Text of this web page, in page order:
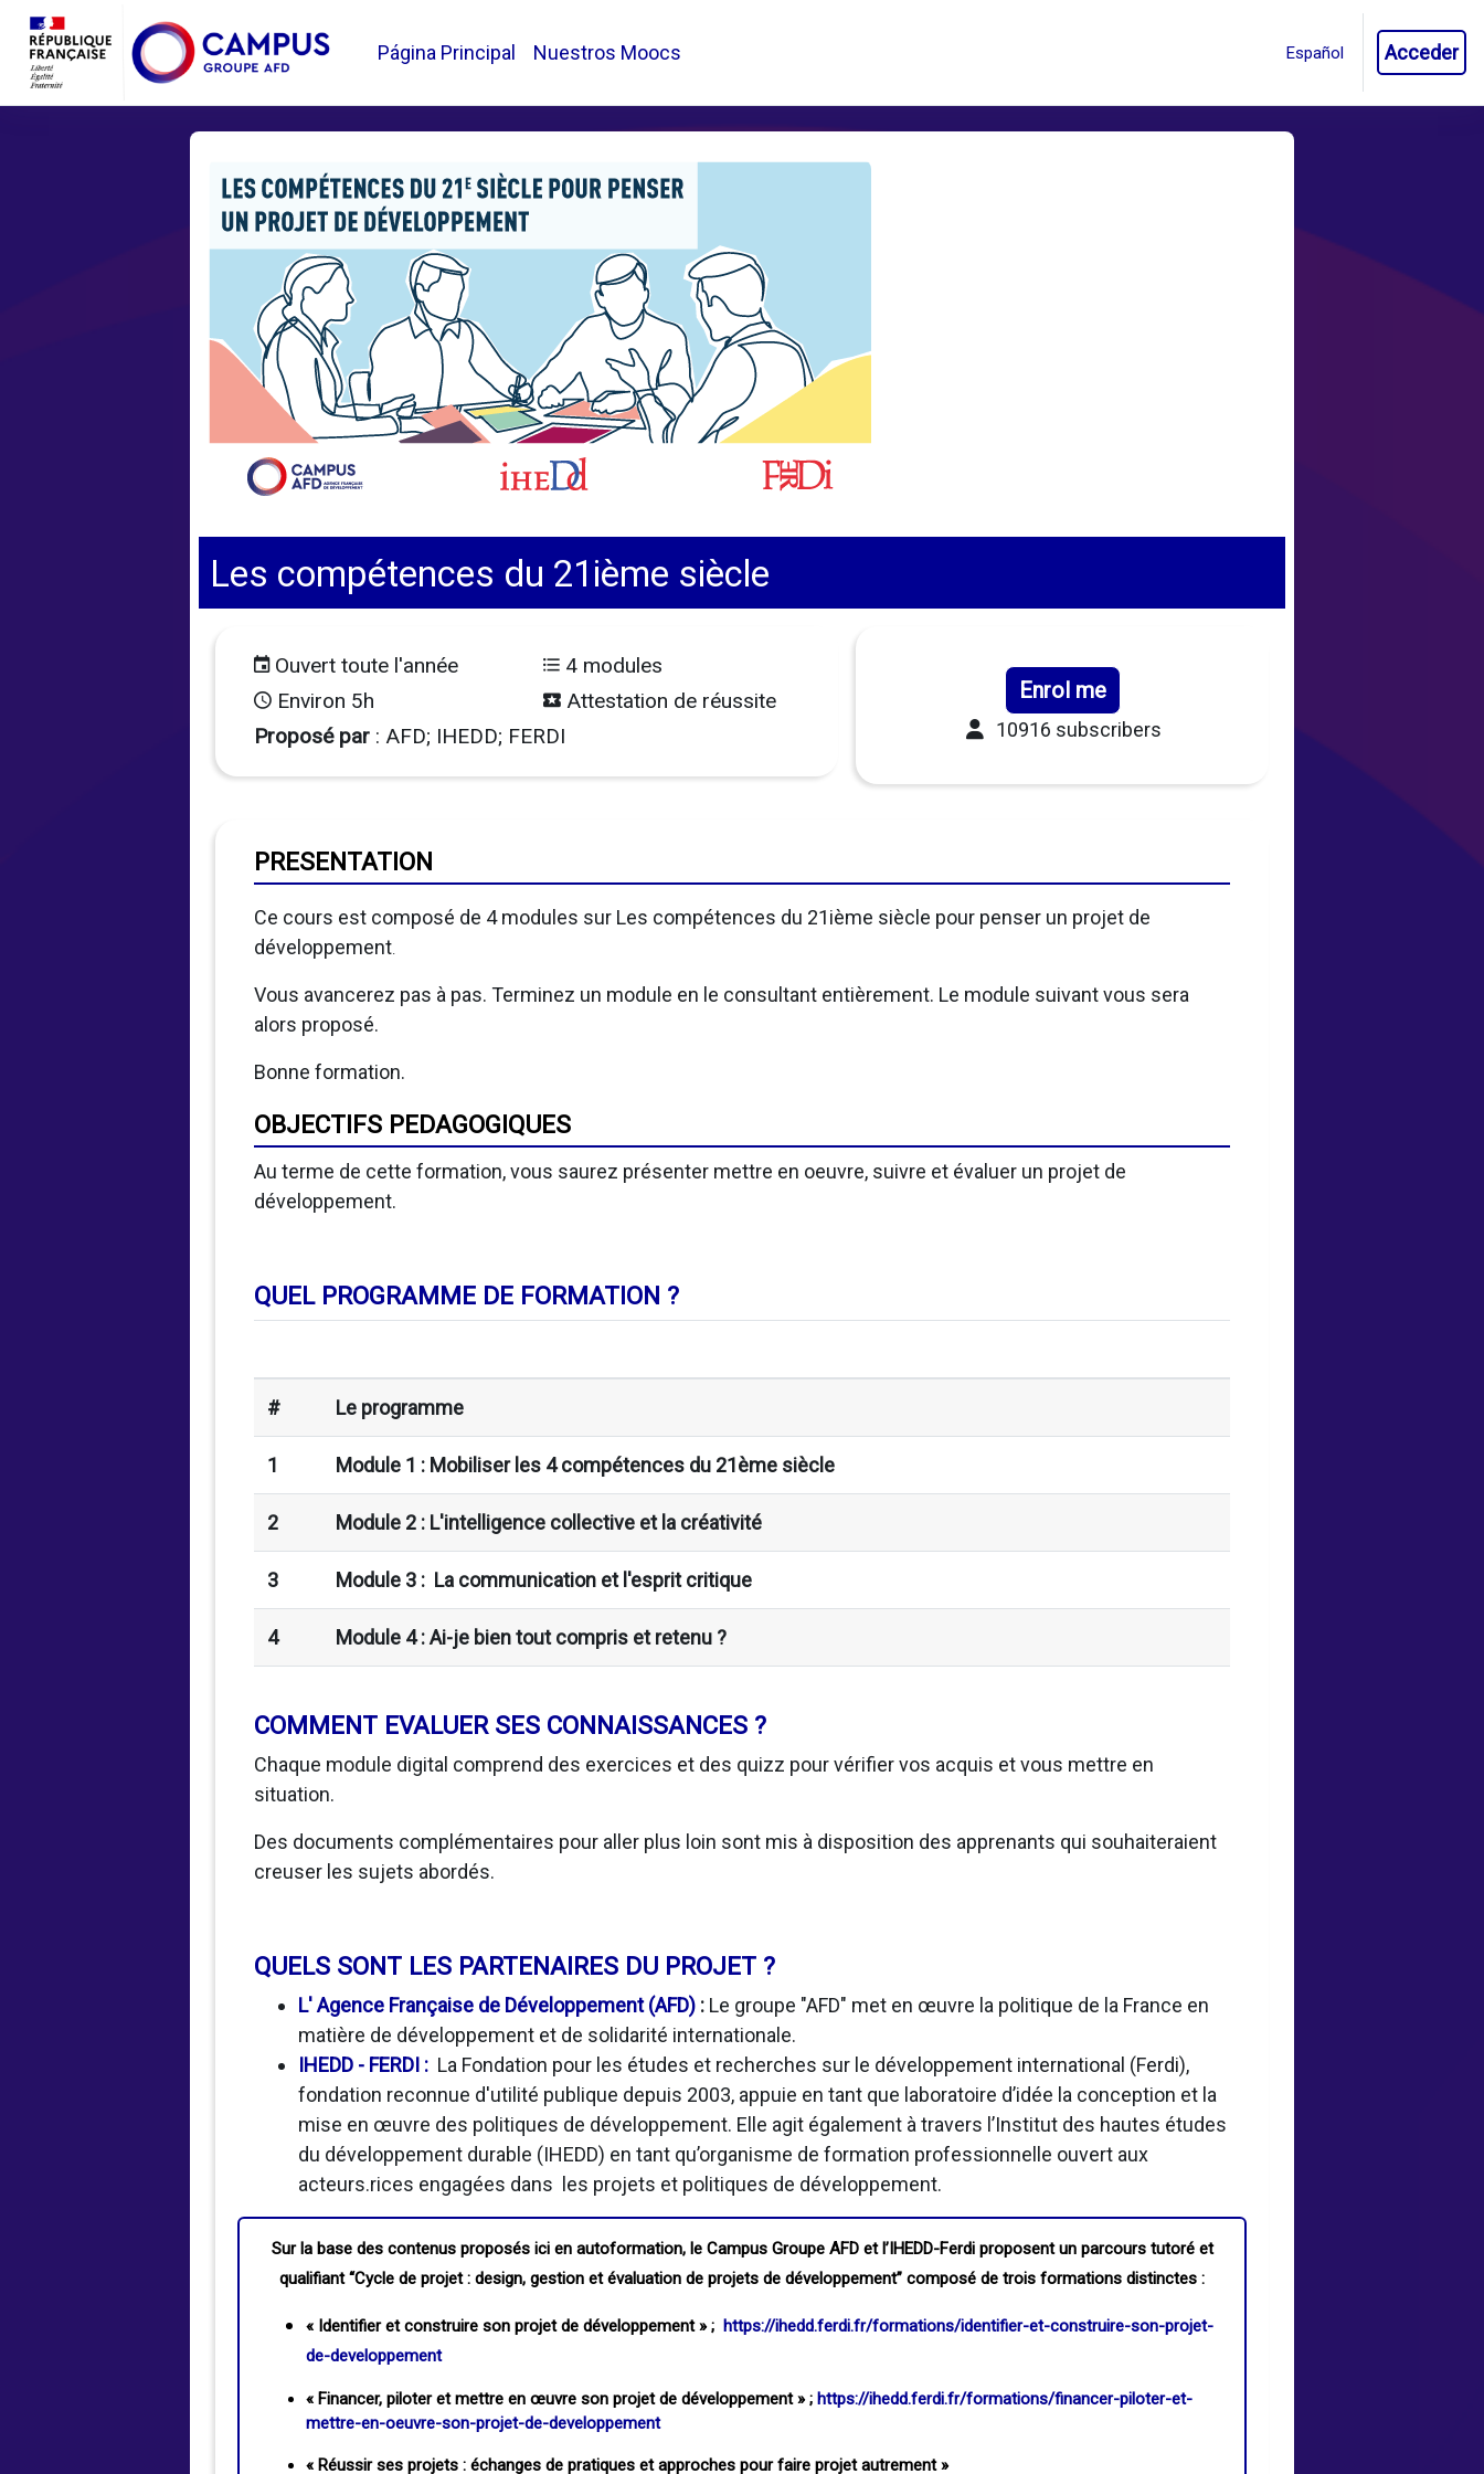
Salta al contenido principal
Página Principal
Nuestros Moocs Acceder
Les compétences du 21ième siècle
Ouvert toute l'année
Environ 5h
4 modules
Attestation de réussite
Proposé par : AFD; IHEDD; FERDI
Enrol me
10916 subscribers
PRESENTATION
Ce cours est composé de 4 modules sur Les compétences du 21ième siècle pour penser un projet de
développement.
Vous avancerez pas à pas. Terminez un module en le consultant entièrement. Le module suivant vous sera
alors proposé.
Bonne formation.
OBJECTIFS PEDAGOGIQUES
Au terme de cette formation, vous saurez présenter mettre en oeuvre, suivre et évaluer un projet de
développement.
QUEL PROGRAMME DE FORMATION ?
# Le programme
1 Module 1 : Mobiliser les 4 compétences du 21ème siècle
2 Module 2 : L'intelligence collective et la créativité
3 Module 3 : La communication et l'esprit critique
4 Module 4 : Ai-je bien tout compris et retenu ?
COMMENT EVALUER SES CONNAISSANCES ?
Chaque module digital comprend des exercices et des quizz pour vérifier vos acquis et vous mettre en
situation.
Des documents complémentaires pour aller plus loin sont mis à disposition des apprenants qui souhaiteraient
creuser les sujets abordés.
QUELS SONT LES PARTENAIRES DU PROJET ?
L' Agence Française de Développement (AFD) : Le groupe "AFD" met en œuvre la politique de la France en
matière de développement et de solidarité internationale.
IHEDD - FERDI : La Fondation pour les études et recherches sur le développement international (Ferdi),
fondation reconnue d'utilité publique depuis 2003, appuie en tant que laboratoire d’idée la conception et la
mise en œuvre des politiques de développement. Elle agit également à travers l’Institut des hautes études
du développement durable (IHEDD) en tant qu’organisme de formation professionnelle ouvert aux
acteurs.rices engagées dans les projets et politiques de développement.
Sur la base des contenus proposés ici en autoformation, le Campus Groupe AFD et l’IHEDD-Ferdi proposent un parcours tutoré et
qualifiant “Cycle de projet : design, gestion et évaluation de projets de développement” composé de trois formations distinctes :
« Identifier et construire son projet de développement » ; https://ihedd.ferdi.fr/formations/identifier-et-construire-son-projet-
de-developpement
« Financer, piloter et mettre en œuvre son projet de développement » ; https://ihedd.ferdi.fr/formations/financer-piloter-et-
mettre-en-oeuvre-son-projet-de-developpement
« Réussir ses projets : échanges de pratiques et approches pour faire projet autrement »